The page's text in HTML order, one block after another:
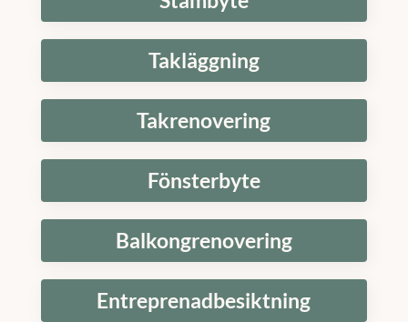
Takläggning
Takrenovering
Fönsterbyte
Balkongrenovering
Entreprenadbesiktning